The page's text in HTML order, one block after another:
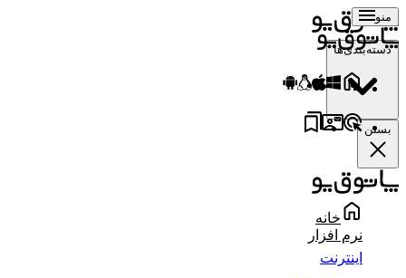
منو
دسته‌بندی‌ها
بستن
خانه
نرم افزار
اینترنت